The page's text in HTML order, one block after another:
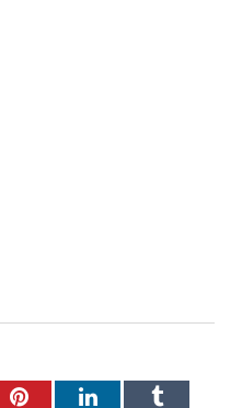
PinterestLinkedInTumblr